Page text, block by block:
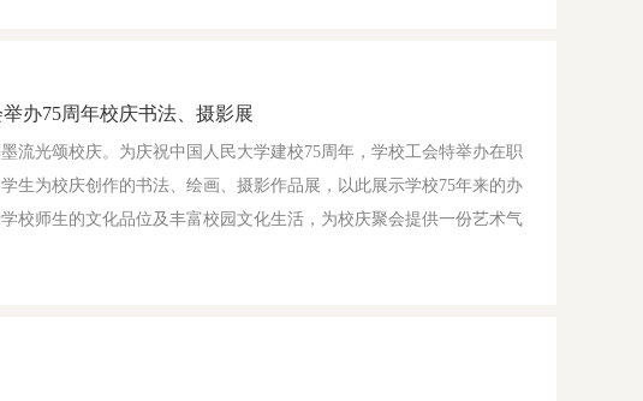
办75周年校庆书法、摄影展
流光颂校庆。为庆祝中国人民大学建校75周年，学校工会特举办在职
生为校庆创作的书法、绘画、摄影作品展，以此展示学校75年来的办
校师生的文化品位及丰富校园文化生活，为校庆聚会提供一份艺术气